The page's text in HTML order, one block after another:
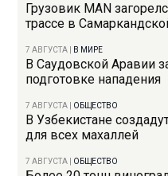
Грузовик MAN
трассе в
7 АВГУСТА В МИРЕ
В Саудовской Аравии
подготовке нападения
7 АВГУСТА ОБЩЕСТВО
В Узбекистане
для всех махаллей
7 АВГУСТА ОБЩЕСТВО